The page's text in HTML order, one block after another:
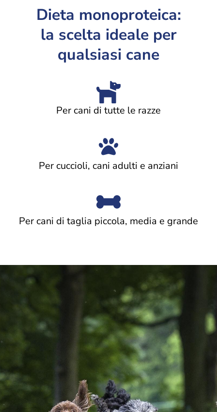
Dieta monoproteica:
la scelta ideale per
qualsiasi cane
Per cani di tutte le razze
Per cuccioli, cani adulti e anziani
Per cani di taglia piccola, media e grande